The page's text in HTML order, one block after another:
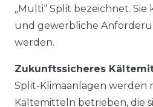
„Multi“ Split bezeichnet.
und gewerbliche
werden.
Zukunftssicheres
Split-Klimaanlagen werden
Kältemitteln betrieben, die